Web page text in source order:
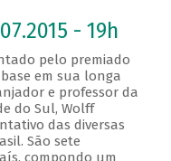
- 19h
pelo premiado
em sua longa
e professor da
do Sul, Wolff
das diversas
São sete